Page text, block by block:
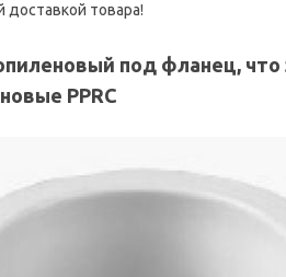
доставкой товара!
под фланец,
PPRC